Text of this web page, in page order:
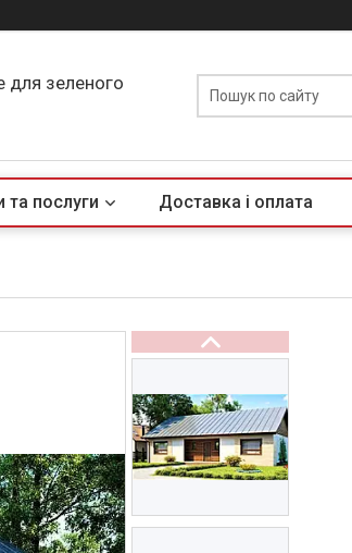
для зеленого
та послуги Доставка і оплата